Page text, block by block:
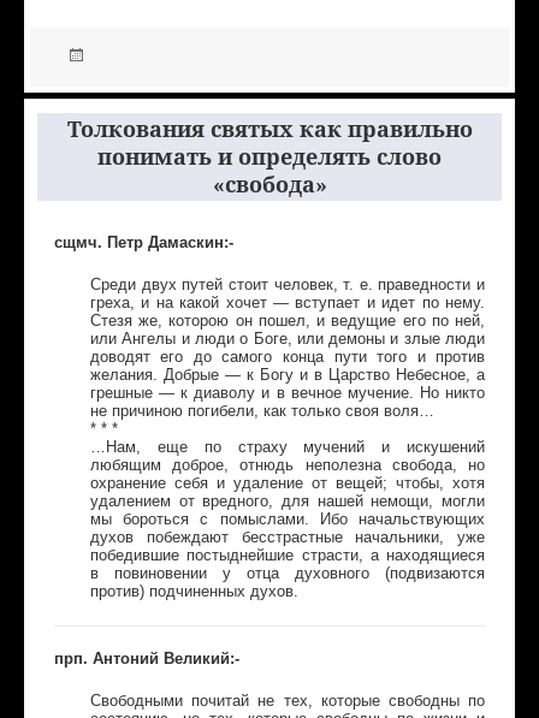
Толкования святых как правильно
понимать и определять слово
«свобода»
сщмч. Петр Дамаскин:-
Среди двух путей стоит человек, т. е. праведности и
греха, и на какой хочет — вступает и идет по нему.
Стезя же, которою он пошел, и ведущие его по ней,
или Ангелы и люди о Боге, или демоны и злые люди
доводят его до самого конца пути того и против
желания. Добрые — к Богу и в Царство Небесное, а
грешные — к диаволу и в вечное мучение. Но никто
не причиною погибели, как только своя воля…
* * *
…Нам, еще по страху мучений и искушений
любящим доброе, отнюдь неполезна свобода, но
охранение себя и удаление от вещей; чтобы, хотя
удалением от вредного, для нашей немощи, могли
мы бороться с помыслами. Ибо начальствующих
духов побеждают бесстрастные начальники, уже
победившие постыднейшие страсти, а находящиеся
в повиновении у отца духовного (подвизаются
против) подчиненных духов.
прп. Антоний Великий:-
Свободными почитай не тех, которые свободны по